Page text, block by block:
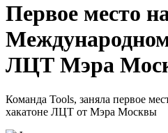
Первое место
ЛЦТ Мэра
Команда Tools, заняла первое
хакатоне ЛЦТ от Мэра Москвы